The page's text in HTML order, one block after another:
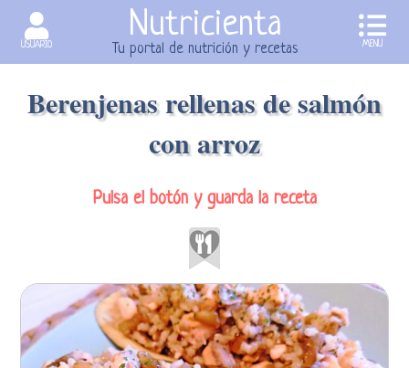
USUARIO
Nutricienta
Tu portal de nutrición y recetas MENU
Berenjenas rellenas de salmón
con arroz
Pulsa el botón y guarda la receta